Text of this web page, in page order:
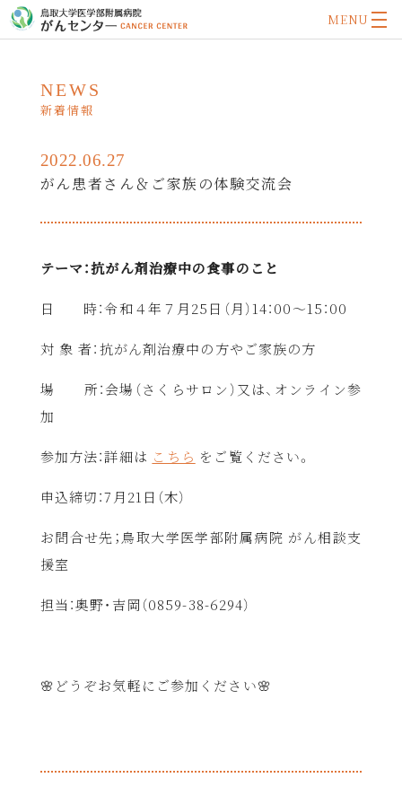
MENU
NEWS
新着情報
2022.06.27
がん患者さん＆ご家族の体験交流会
テーマ：抗がん剤治療中の食事のこと
日 時：令和４年７月25 日（月）14：00～15：00
対 象 者：抗がん剤治療中の方やご家族の方
場 所：会場（さくらサロン）又は、オンライン参
加
参加方法：詳細は こちら をご覧ください。
申込締切：7 月21 日（木）
お問合せ先；鳥取大学医学部附属病院 がん相談支
援室
担当：奥野・吉岡（0859-38-6294）
🌸どうぞお気軽にご参加ください🌸